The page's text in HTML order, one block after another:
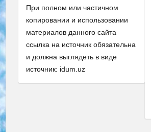
При полном или частичном
копировании и использовании
материалов данного сайта
ссылка на источник обязательна
и должна выглядеть в виде
источник: idum.uz